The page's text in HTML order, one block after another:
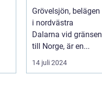
spektakulär
natur och
vildmarksupplev
elser på nära
Grövelsjön, belägen
i nordvästra
Dalarna vid gränsen
till Norge, är en...
14 juli 2024